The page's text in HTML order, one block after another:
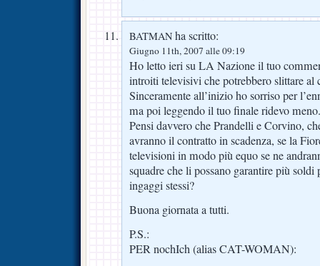
BATMAN ha scritto:
Giugno 11th, 2007 alle 09:19
Ho letto ieri su LA Nazione il tuo
introiti televisivi che potrebbero slittare al
Sinceramente all’inizio ho sorriso per
ma poi leggendo il tuo finale ridevo meno.
Pensi davvero che Prandelli e Corvino,
avranno il contratto in scadenza, se la
televisioni in modo più equo se ne
squadre che li possano garantire più
ingaggi stessi?
Buona giornata a tutti.
P.S.:
PER nochIch (alias CAT-WOMAN):